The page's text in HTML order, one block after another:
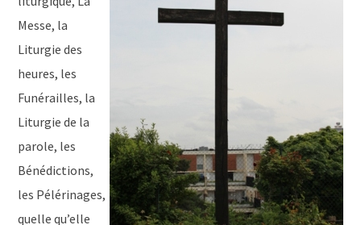
Messe, la
Liturgie des
heures, les
Funérailles, la
Liturgie de la
parole, les
Bénédictions,
les Pélérinages,
quelle qu’elle